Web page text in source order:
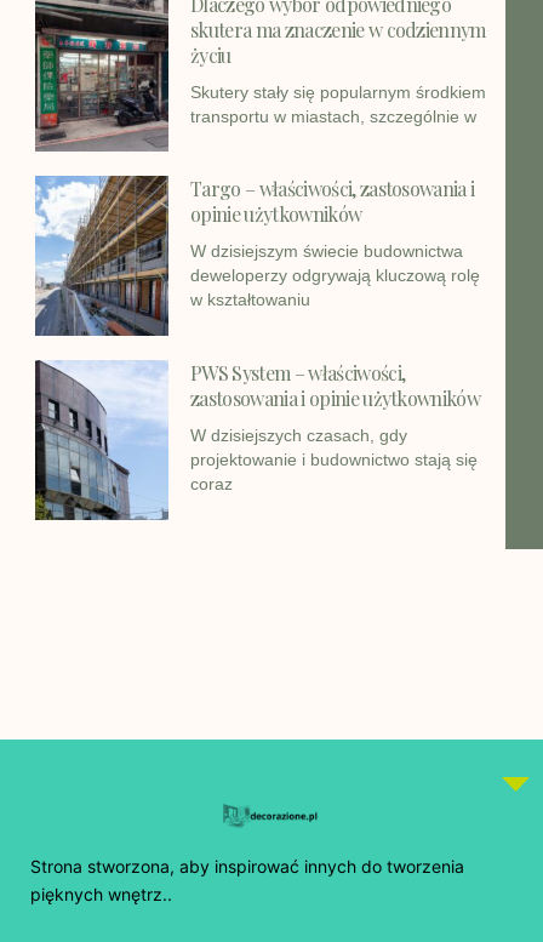
skutera ma znaczenie w codziennym
życiu
Skutery stały się popularnym środkiem
transportu w miastach, szczególnie w
Targo – właściwości, zastosowania i
opinie użytkowników
W dzisiejszym świecie budownictwa
deweloperzy odgrywają kluczową rolę
w kształtowaniu
PWS System – właściwości,
zastosowania i opinie użytkowników
W dzisiejszych czasach, gdy
projektowanie i budownictwo stają się
coraz
Strona stworzona, aby inspirować innych do tworzenia
pięknych wnętrz..